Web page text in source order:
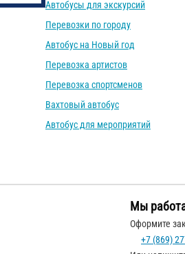
Автобусы для экскурсий
Перевозки по городу
Автобус на Новый год
Перевозка артистов
Перевозка спортсменов
Вахтовый автобус
Автобус для мероприятий
Мы
Оформите
+7 (869)